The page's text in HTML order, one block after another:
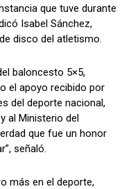
que tuve durante
Isabel Sánchez,
disco del atletismo.
baloncesto 5×5,
el apoyo recibido por
del deporte nacional,
al Ministerio del
que fue un honor
señaló.
más en el deporte,